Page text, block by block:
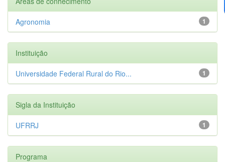
1
Agronomia
Instituição
1
Universidade Federal Rural do Rio...
Sigla da Instituição
1
UFRRJ
Programa